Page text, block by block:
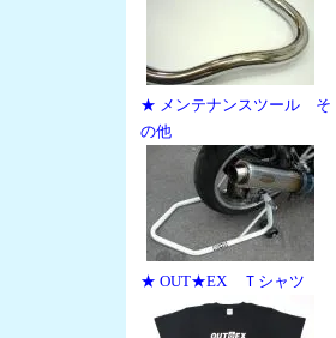
★ メンテナンスツール そ
の他
★ OUT★EX Ｔシャツ